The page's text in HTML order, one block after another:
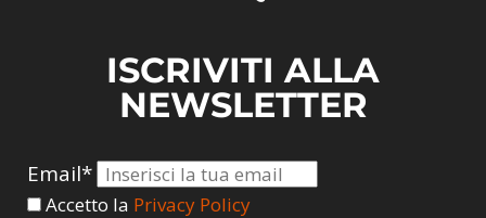
ISCRIVITI ALLA
NEWSLETTER
Email*
Accetto la Privacy Policy